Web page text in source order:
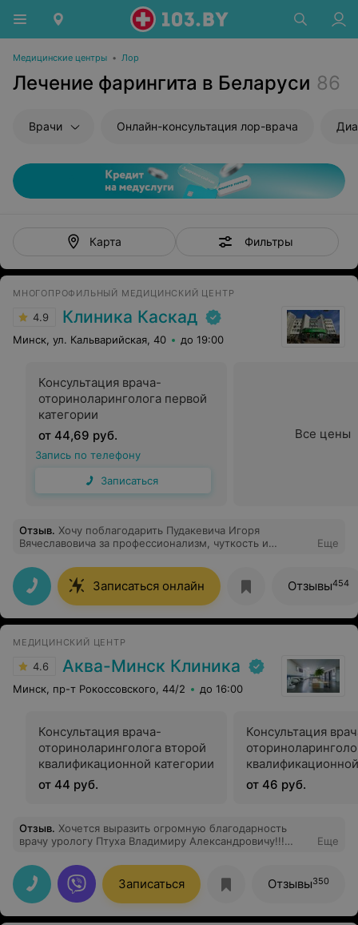
Медицинские центры • Лор
Лечение фарингита в Беларуси 86
Врачи Онлайн-консультация лор-врача
Карта Фильтры
МНОГОПРОФИЛЬНЫЙ МЕДИЦИНСКИЙ ЦЕНТР
4.9 Клиника Каскад
Минск, ул. Кальварийская, 40 до 19:00
Консультация врача-
оториноларинголога первой
категории
от 44,69 руб.
Запись по телефону
Записаться
Все цены
Отзыв. Хочу поблагодарить Пудакевича Игоря
Вячеславовича за профессионализм, чуткость и
довольна. На консультации все подробно объяснил,
рассказал о рисками и возможных результатах, с ним
сразу возникли доверительные отношения. На все
вопросы отвечал четко и без воды. Реабилитация
прошла достаточно легко. Теперь каждый день в
большое спасибо за проделанную работу!
Еще
Записаться онлайн Отзывы454
МЕДИЦИНСКИЙ ЦЕНТР
4.6 Аква-Минск Клиника
Минск, пр-т Рокоссовского, 44/2 до 16:00
Консультация врача-
оториноларинголога второй
квалификационной категории
от 44 руб.
Консультация
от 46 руб.
Отзыв. Хочется выразить огромную благодарность
врачу урологу Птуха Владимиру Александровичу!!!
в мочеточнике, которая выполнена просто
высококвалифицированно!! После многих месяцев
приступов боли, моя мама уже на второй день после
операции почувствовала себя совершенно здоровым
человеком. Побольше бы таких высококлассных
Еще
Записаться Отзывы350